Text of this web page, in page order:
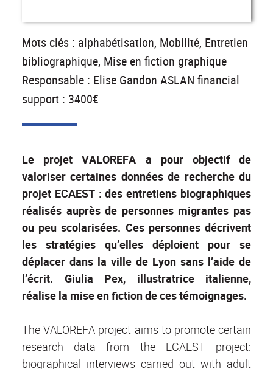
Mots clés : alphabétisation, Mobilité, Entretien
bibliographique, Mise en fiction graphique
Responsable : Elise Gandon ASLAN financial
support : 3400€
Le projet VALOREFA a pour objectif de
valoriser certaines données de recherche du
projet ECAEST : des entretiens biographiques
réalisés auprès de personnes migrantes pas
ou peu scolarisées. Ces personnes décrivent
les stratégies qu’elles déploient pour se
déplacer dans la ville de Lyon sans l’aide de
l’écrit. Giulia Pex, illustratrice italienne,
réalise la mise en fiction de ces témoignages.
The VALOREFA project aims to promote certain
research data from the ECAEST project:
biographical interviews carried out with adult